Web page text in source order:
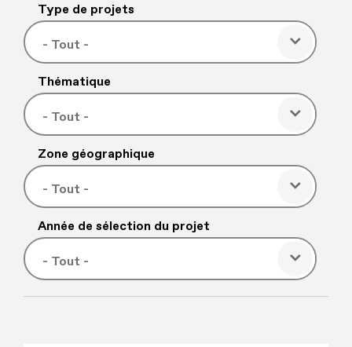
Les
projets
Type de projets
Thématique
Zone géographique
Année de sélection du projet